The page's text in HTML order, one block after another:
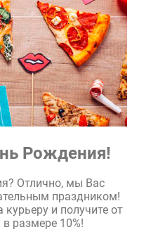
Рождения!
Отлично, мы Вас
праздником!
и получите от
размере 10%!